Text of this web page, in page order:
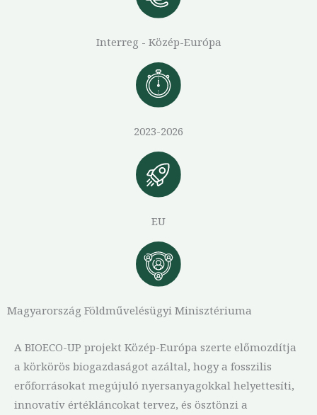
Interreg - Közép-Európa
2023-2026
EU
Magyarország Földművelésügyi Minisztériuma
A BIOECO-UP projekt Közép-Európa szerte előmozdítja
a körkörös biogazdaságot azáltal, hogy a fosszilis
erőforrásokat megújuló nyersanyagokkal helyettesíti,
innovatív értékláncokat tervez, és ösztönzi a